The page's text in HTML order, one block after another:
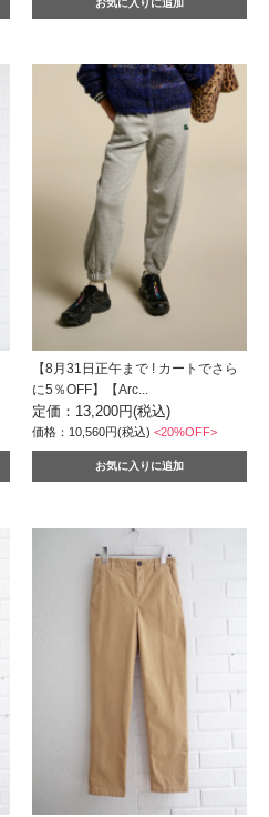
【8月31日正午まで ! カートでさら
に5％OFF】【Arc...
定価：13,200円(税込)
価格：10,560円(税込)<20%OFF>